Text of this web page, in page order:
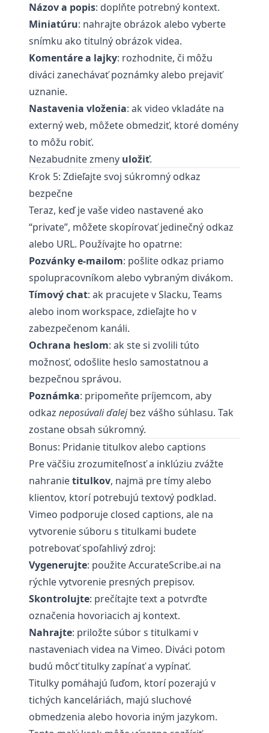
Názov a popis: doplňte potrebný kontext.
Miniatúru: nahrajte obrázok alebo vyberte
snímku ako titulný obrázok videa.
Komentáre a lajky: rozhodnite, či môžu
diváci zanechávať poznámky alebo prejaviť
uznanie.
Nastavenia vloženia: ak video vkladáte na
externý web, môžete obmedziť, ktoré domény
to môžu robiť.
Nezabudnite zmeny uložiť.
Krok 5: Zdieľajte svoj súkromný odkaz
bezpečne
Teraz, keď je vaše video nastavené ako
“private”, môžete skopírovať jedinečný odkaz
alebo URL. Používajte ho opatrne:
Pozvánky e-mailom: pošlite odkaz priamo
spolupracovníkom alebo vybraným divákom.
Tímový chat: ak pracujete v Slacku, Teams
alebo inom workspace, zdieľajte ho v
zabezpečenom kanáli.
Ochrana heslom: ak ste si zvolili túto
možnosť, odošlite heslo samostatnou a
bezpečnou správou.
Poznámka: pripomeňte príjemcom, aby
odkaz neposúvali ďalejbez vášho súhlasu. Tak
zostane obsah súkromný.
Bonus: Pridanie titulkov alebo captions
Pre väčšiu zrozumiteľnosť a inklúziu zvážte
nahranietitulkov, najmä pre tímy alebo
klientov, ktorí potrebujú textový podklad.
Vimeo podporuje closed captions, ale na
vytvorenie súboru s titulkami budete
potrebovať spoľahlivý zdroj:
Vygenerujte: použiteAccurateScribe.ai na
rýchle vytvorenie presných prepisov.
Skontrolujte: prečítajte text a potvrďte
označenia hovoriacich aj kontext.
Nahrajte: priložte súbor s titulkami v
nastaveniach videa na Vimeo. Diváci potom
budú môcť titulky zapínať a vypínať.
Titulky pomáhajú ľuďom, ktorí pozerajú v
tichých kanceláriách, majú sluchové
obmedzenia alebo hovoria iným jazykom.